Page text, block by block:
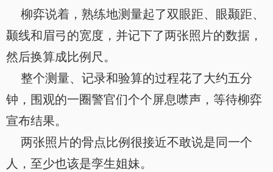
柳弈说着，熟练地测量起了双眼距、眼颞距、
颞线和眉弓的宽度，并记下了两张照片的数据，
然后换算成比例尺。
整个测量、记录和验算的过程花了大约五分
钟，围观的一圈警官们个个屏息噤声，等待柳弈
宣布结果。
两张照片的骨点比例很接近不敢说是同一个
人，至少也该是孪生姐妹。